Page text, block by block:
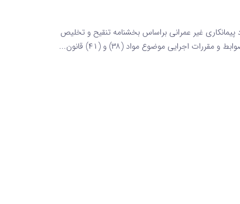
پیمانکاری غیر عمرانی براساس بخشنامه تنقیح و تخلیص
اجرایی موضوع مواد (۳۸) و (۴۱) قانون...